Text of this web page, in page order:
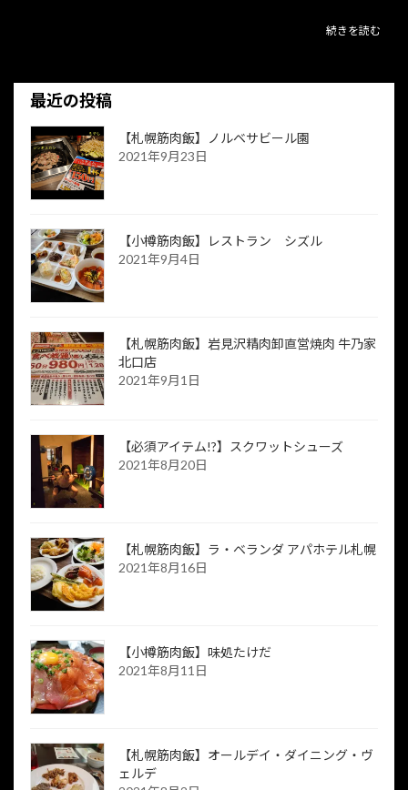
続きを読む
最近の投稿
【札幌筋肉飯】ノルベサビール園
2021年9月23日
【小樽筋肉飯】レストラン シズル
2021年9月4日
【札幌筋肉飯】岩見沢精肉卸直営焼肉 牛乃家
北口店
2021年9月1日
【必須アイテム!?】スクワットシューズ
2021年8月20日
【札幌筋肉飯】ラ・ベランダ アパホテル札幌
2021年8月16日
【小樽筋肉飯】味処たけだ
2021年8月11日
【札幌筋肉飯】オールデイ・ダイニング・ヴ
ェルデ